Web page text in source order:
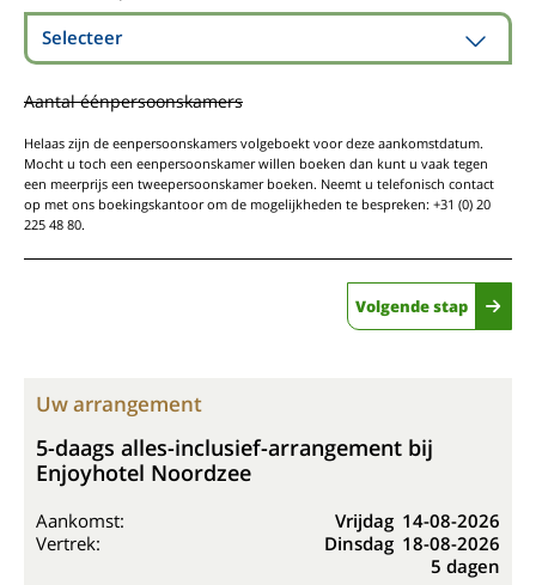
Selecteer
Aantal éénpersoonskamers
Helaas zijn de eenpersoonskamers volgeboekt voor deze aankomstdatum.
Mocht u toch een eenpersoonskamer willen boeken dan kunt u vaak tegen
een meerprijs een tweepersoonskamer boeken. Neemt u telefonisch contact
op met ons boekingskantoor om de mogelijkheden te bespreken: +31 (0) 20
225 48 80.
Volgende stap
Uw arrangement
5-daags alles-inclusief-arrangement bij
Enjoyhotel Noordzee
Aankomst: Vrijdag 14-08-2026
Vertrek:
Dinsdag 18-08-2026
5 dagen